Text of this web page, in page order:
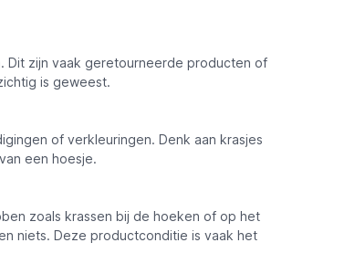
Dit zijn vaak geretourneerde producten of
is geweest.
of verkleuringen. Denk aan krasjes
een hoesje.
zoals krassen bij de hoeken of op het
niets. Deze productconditie is vaak het